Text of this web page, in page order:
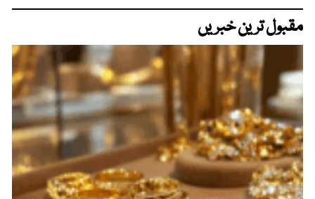
مقبول ترین خبریں